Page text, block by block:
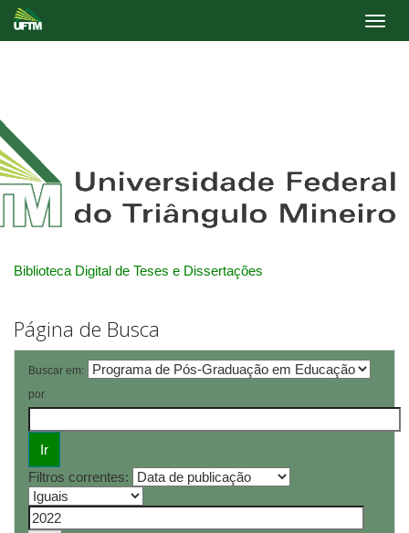
Biblioteca Digital de Teses e Dissertações
Página de Busca
Buscar em:
por
Filtros correntes: